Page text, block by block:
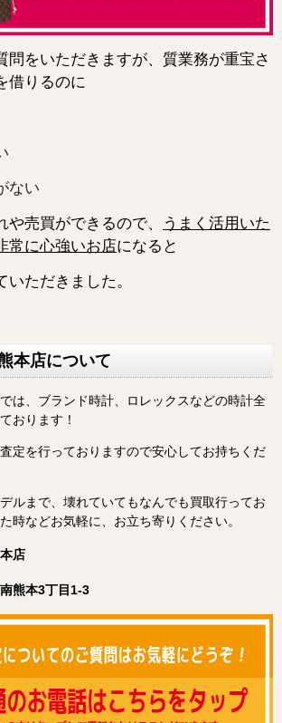
問をいただきますが、質業務が重宝さ
借りるのに
ない
売買ができるので、
うまく活用いた
常に心強いお店になると
ただきました。
本店について
は、ブランド時計、ロレックスなどの時計全
おります！
定を行っておりますので安心してお持ちくだ
ルまで、壊れていてもなんでも買取行ってお
時などお気軽に、お立ち寄りください。
店
熊本3丁目1-3